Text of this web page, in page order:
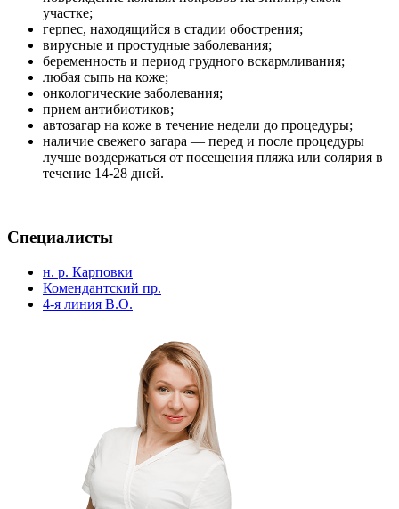
участке;
герпес, находящийся в стадии обострения;
вирусные и простудные заболевания;
беременность и период грудного вскармливания;
любая сыпь на коже;
онкологические заболевания;
прием антибиотиков;
автозагар на коже в течение недели до процедуры;
наличие свежего загара — перед и после процедуры
лучше воздержаться от посещения пляжа или солярия в
течение 14-28 дней.
Специалисты
н. р. Карповки
Комендантский пр.
4-я линия В.О.